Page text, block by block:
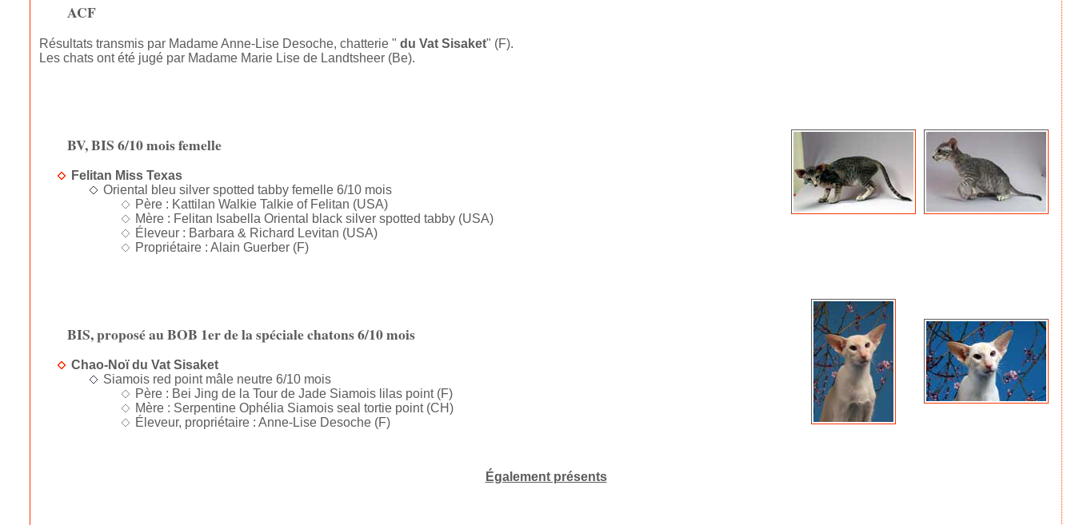
ACF
Résultats transmis par Madame Anne-Lise Desoche, chatterie " du Vat Sisaket" (F).
Les chats ont été jugé par Madame Marie Lise de Landtsheer (Be).
BV, BIS 6/10 mois femelle
Felitan Miss Texas
Oriental bleu silver spotted tabby femelle 6/10 mois
Père : Kattilan Walkie Talkie of Felitan (USA)
Mère : Felitan Isabella Oriental black silver spotted tabby (USA)
Éleveur : Barbara & Richard Levitan (USA)
Propriétaire : Alain Guerber (F)
BIS, proposé au BOB 1er de la spéciale chatons 6/10 mois
Chao-Noï du Vat Sisaket
Siamois red point mâle neutre 6/10 mois
Père : Bei Jing de la Tour de Jade Siamois lilas point (F)
Mère : Serpentine Ophélia Siamois seal tortie point (CH)
Éleveur, propriétaire : Anne-Lise Desoche (F)
Également présents